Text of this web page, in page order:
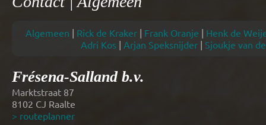
Algemeen | Rick de Kraker | Frank Oranje | Henk de
Adri Kos | Arjan Speksnijder | Sjoukje van
Frésena-Salland b.v.
Marktstraat 87
8102 CJ Raalte
> routeplanner